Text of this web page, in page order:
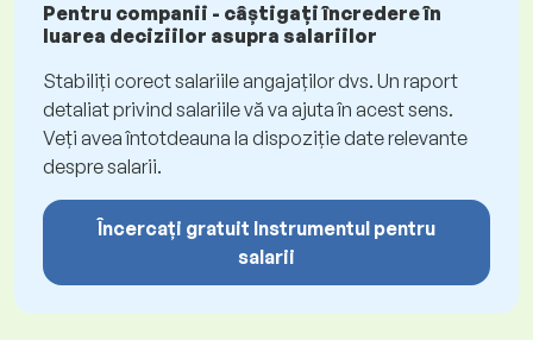
Pentru companii - câștigați încredere în
luarea deciziilor asupra salariilor
Stabiliți corect salariile angajaților dvs. Un raport
detaliat privind salariile vă va ajuta în acest sens.
Veți avea întotdeauna la dispoziție date relevante
despre salarii.
Încercați gratuit Instrumentul pentru
salarii